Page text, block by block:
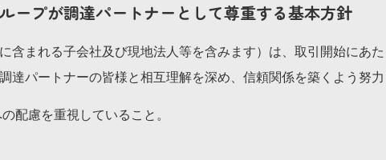
ープが調達パートナーとして尊重する基本方針
含まれる子会社及び現地法人等を含みます）は、取引開始にあ
パートナーの皆様と相互理解を深め、信頼関係を築くよう努力
配慮を重視していること。